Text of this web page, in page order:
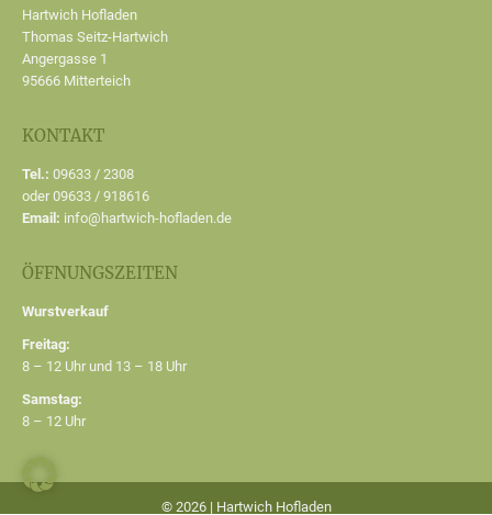
Hartwich Hofladen
Thomas Seitz-Hartwich
Angergasse 1
95666 Mitterteich
KONTAKT
Tel.: 09633 / 2308
oder 09633 / 918616
Email: info@hartwich-hofladen.de
ÖFFNUNGSZEITEN
Wurstverkauf
Freitag:
8 – 12 Uhr und 13 – 18 Uhr
Samstag:
8 – 12 Uhr
© 2026 | Hartwich Hofladen